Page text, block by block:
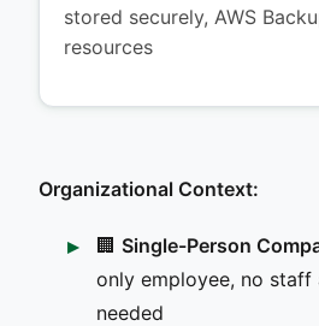
stored securely, AWS
resources
Organizational Context:
🏢 Single-Person
only employee, no staff
needed